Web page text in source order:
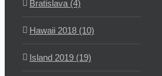
Bratislava (4)
Hawaii 2018 (10)
Island 2019 (19)